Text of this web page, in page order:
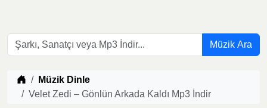
Müzik Ara
Müzik indir
Müzik Dinle
Velet Zedi – Gönlün Arkada Kaldı Mp3 İndir